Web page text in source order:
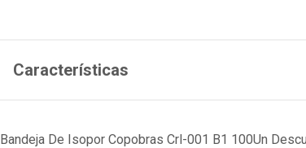
Características
Bandeja De Isopor Copobras Crl-001 B1 100Un